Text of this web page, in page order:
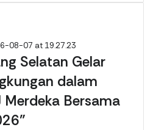
Selatan Gelar
dalam
Merdeka Bersama